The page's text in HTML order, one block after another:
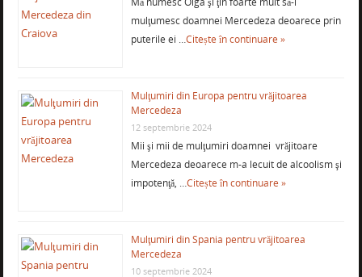
mulţumesc doamnei Mercedeza deoarece prin
puterile ei …Citește în continuare »
Mulţumiri din Europa pentru vrăjitoarea
Mercedeza
12 septembrie 2024
Mii şi mii de mulţumiri doamnei vrăjitoare
Mercedeza deoarece m-a lecuit de alcoolism şi
impotenţă, …Citește în continuare »
Mulţumiri din Spania pentru vrăjitoarea
Mercedeza
10 septembrie 2024